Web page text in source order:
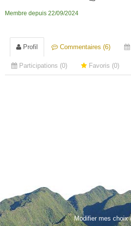
Membre depuis 22/09/2024
Profil Commentaires (6)
Participations (0) Favoris (0)
Modifier mes choix